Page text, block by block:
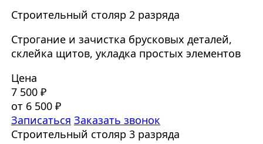
Строительный столяр 2 разряда
Строгание и зачистка брусковых деталей,
склейка щитов, укладка простых элементов
Цена
7 500 ₽
от 6 500 ₽
Записаться Заказать звонок
Строительный столяр 3 разряда